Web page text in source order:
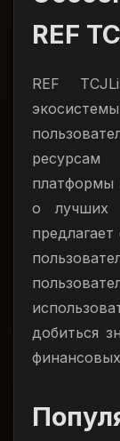
REF
REF
платформы
о лучших
добиться